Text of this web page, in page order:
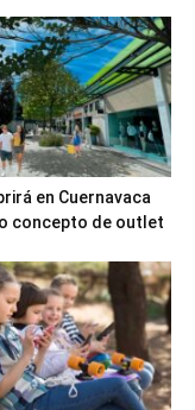
en Cuernavaca
concepto de outlet